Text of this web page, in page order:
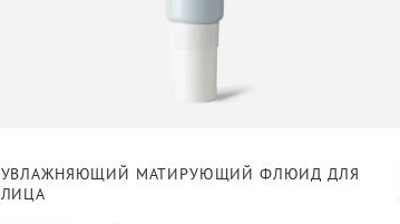
УВЛАЖНЯЮЩИЙ МАТИРУЮЩИЙ ФЛЮИД ДЛЯ
ЛИЦА